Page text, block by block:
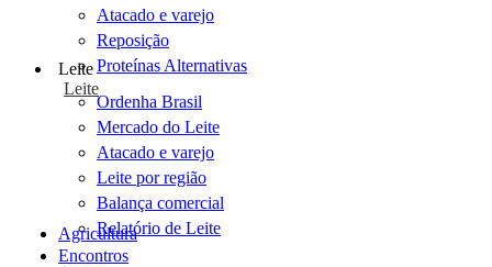
Atacado e varejo
Reposição
Proteínas Alternativas
Leite
Leite
Ordenha Brasil
Mercado do Leite
Atacado e varejo
Leite por região
Balança comercial
Relatório de Leite
Agricultura
Encontros